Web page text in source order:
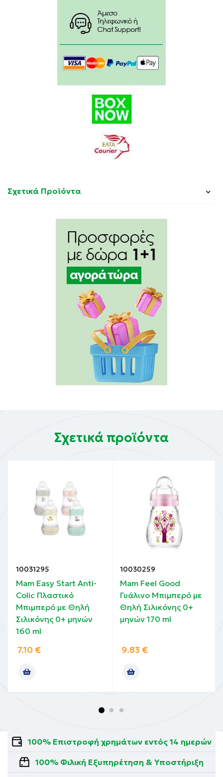
Σχετικά Προϊόντα
Σχετικά προϊόντα
10031295
Mam Easy Start Anti-
Colic Πλαστικό
Μπιμπερό με Θηλή
Σιλικόνης 0+ μηνών
160 ml
7.10 €
10030259
Mam Feel Good
Γυάλινο Μπιμπερό με
Θηλή Σιλικόνης 0+
μηνών 170 ml
9.83 €
100% Επιστροφή χρημάτων εντός 14 ημερών
100% Φιλική Εξυπηρέτηση & Υποστήριξη